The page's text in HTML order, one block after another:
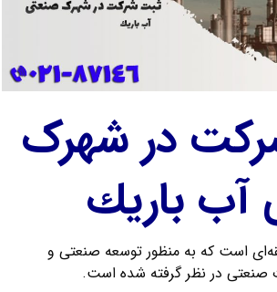
در شهرک
آب باريك
است که به منظور توسعه صنعتی و
صنعتی در نظر گرفته شده است.